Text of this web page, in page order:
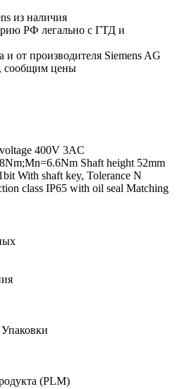
из наличия
РФ легально с ГТД и
и от производителя Siemens AG
сообщим цены
400V 3AC
Shaft height 52mm
With shaft key, Tolerance N
class IP65 with oil seal Matching
(PLM)